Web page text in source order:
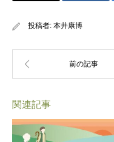
投稿者: 本井康博
関連記事